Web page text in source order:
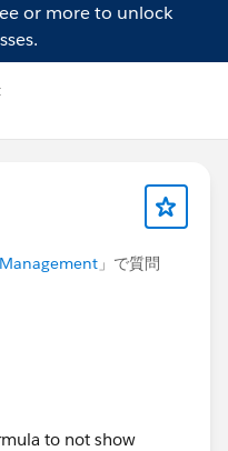
or more to unlock
」で質問
to not show